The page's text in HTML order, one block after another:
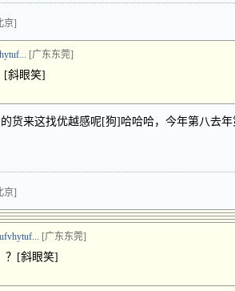
京]
[广东东莞]
[斜眼笑]
货来这找优越感呢[狗]哈哈哈，今年第八去
京]
[广东东莞]
？[斜眼笑]